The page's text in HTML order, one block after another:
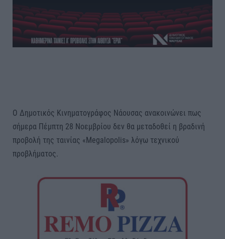
Ο Δημοτικός Κινηματογράφος Νάουσας ανακοινώνει πως
σήμερα Πέμπτη 28 Νοεμβρίου δεν θα μεταδοθεί η βραδινή
προβολή της ταινίας «Megalopolis» λόγω τεχνικού
προβλήματος.